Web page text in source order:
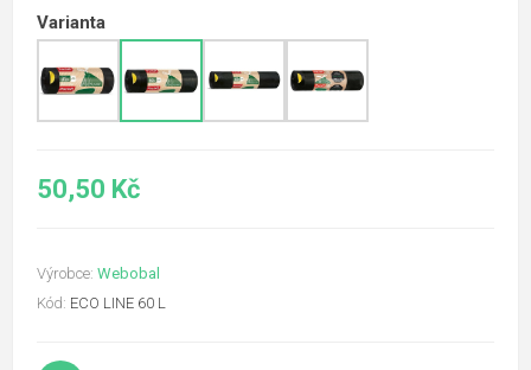
Varianta
50,50 Kč
Výrobce: Webobal
Kód: ECO LINE 60 L